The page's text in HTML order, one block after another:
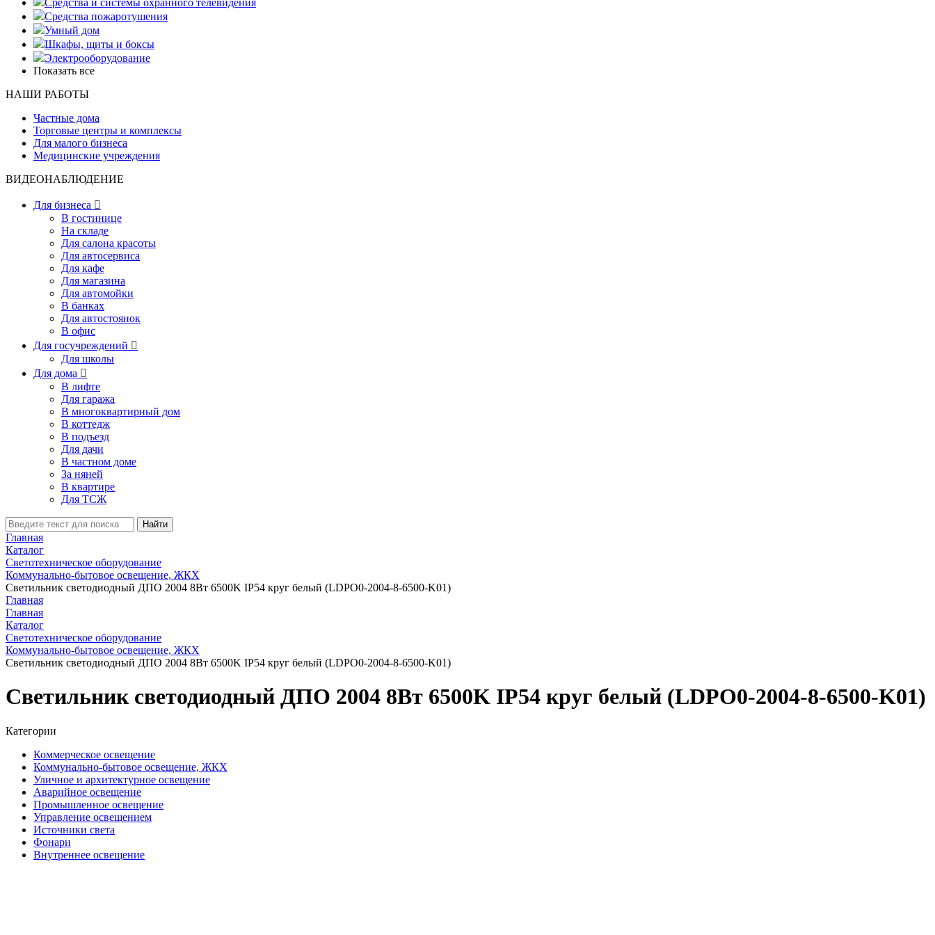
Средства и системы охранного телевидения
Средства пожаротушения
Умный дом
Шкафы, щиты и боксы
Электрооборудование
Показать все
НАШИ РАБОТЫ
Частные дома
Торговые центры и комплексы
Для малого бизнеса
Медицинские учреждения
ВИДЕОНАБЛЮДЕНИЕ
Для бизнеса 
В гостинице
На складе
Для салона красоты
Для автосервиса
Для кафе
Для магазина
Для автомойки
В банках
Для автостоянок
В офис
Для госучреждений 
Для школы
Для дома 
В лифте
Для гаража
В многоквартирный дом
В коттедж
В подъезд
Для дачи
В частном доме
За няней
В квартире
Для ТСЖ
Найти
Главная
Каталог
Светотехническое оборудование
Коммунально-бытовое освещение, ЖКХ
Светильник светодиодный ДПО 2004 8Вт 6500K IP54 круг белый (LDPO0-2004-8-6500-K01)
Главная
Главная
Каталог
Светотехническое оборудование
Коммунально-бытовое освещение, ЖКХ
Светильник светодиодный ДПО 2004 8Вт 6500K IP54 круг белый (LDPO0-2004-8-6500-K01)
Светильник светодиодный ДПО 2004 8Вт 6500K IP54 круг белый (LDPO0-2004-8-6500-K01)
Категории
Коммерческое освещение
Коммунально-бытовое освещение, ЖКХ
Уличное и архитектурное освещение
Аварийное освещение
Промышленное освещение
Управление освещением
Источники света
Фонари
Внутреннее освещение